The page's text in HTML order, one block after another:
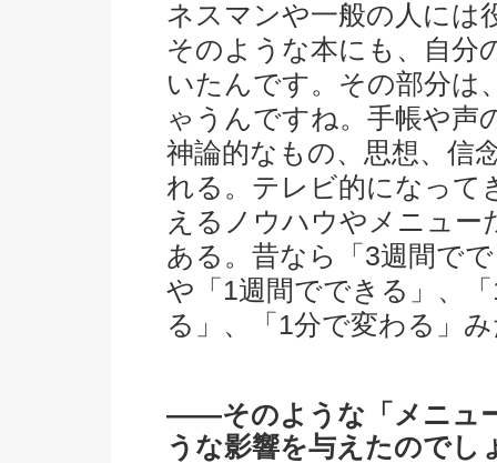
ネスマンや一般の人には
そのような本にも、自分
いたんです。その部分は
ゃうんですね。手帳や声
神論的なもの、思想、信
れる。テレビ的になって
えるノウハウやメニュー
ある。昔なら「3週間で
や「1週間でできる」、
る」、「1分で変わる」
――そのような「メニュ
うな影響を与えたのでし